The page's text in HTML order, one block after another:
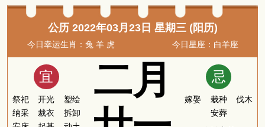
公历 2022年03月23日 星期三 (阳历)
今日幸运生肖：兔 羊 虎 今日星座：白羊座
宜
祭祀 开光
塑绘
纳采
裁衣
拆卸
二月
忌
嫁娶 栽种
伐木
安葬